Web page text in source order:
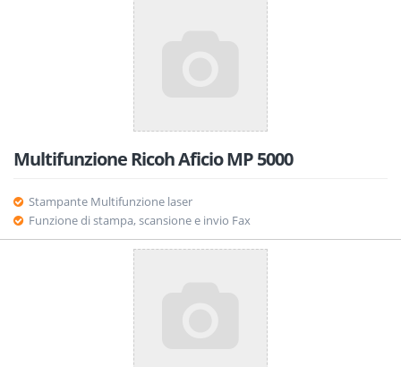
Multifunzione Ricoh Aficio MP 5000
Stampante Multifunzione laser
Funzione di stampa, scansione e invio Fax